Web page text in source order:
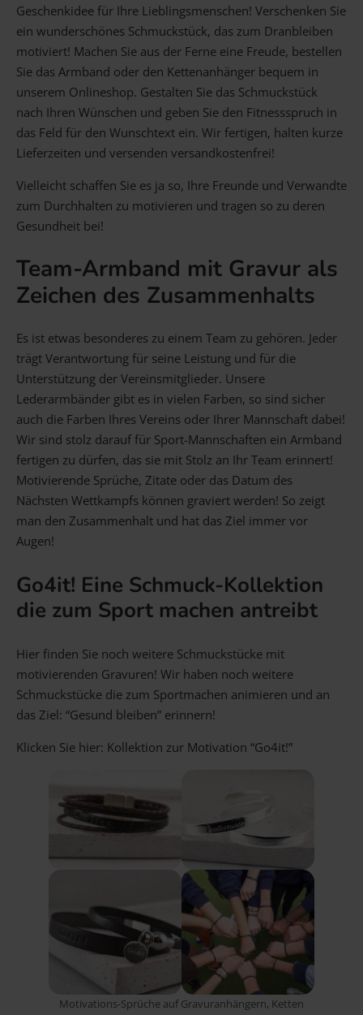
Geschenkidee für Ihre Lieblingsmenschen! Verschenken Sie
ein wunderschönes Schmuckstück, das zum Dranbleiben
motiviert! Machen Sie aus der Ferne eine Freude, bestellen
Sie das Armband oder den Kettenanhänger bequem in
unserem Onlineshop. Gestalten Sie das Schmuckstück
nach Ihren Wünschen und geben Sie den Fitnessspruch in
das Feld für den Wunschtext ein. Wir fertigen, halten kurze
Lieferzeiten und versenden versandkostenfrei!
Vielleicht schaffen Sie es ja so, Ihre Freunde und Verwandte
zum Durchhalten zu motivieren und tragen so zu deren
Gesundheit bei!
Team-Armband mit Gravur als
Zeichen des Zusammenhalts
Es ist etwas besonderes zu einem Team zu gehören. Jeder
trägt Verantwortung für seine Leistung und für die
Unterstützung der Vereinsmitglieder. Unsere
Lederarmbänder gibt es in vielen Farben, so sind sicher
auch die Farben Ihres Vereins oder Ihrer Mannschaft dabei!
Wir sind stolz darauf für Sport-Mannschaften ein Armband
fertigen zu dürfen, das sie mit Stolz an Ihr Team erinnert!
Motivierende Sprüche, Zitate oder das Datum des
Nächsten Wettkampfs können graviert werden! So zeigt
man den Zusammenhalt und hat das Ziel immer vor
Augen!
Go4it! Eine Schmuck-Kollektion
die zum Sport machen antreibt
Hier finden Sie noch weitere Schmuckstücke mit
motivierenden Gravuren! Wir haben noch weitere
Schmuckstücke die zum Sportmachen animieren und an
das Ziel: “Gesund bleiben” erinnern!
Klicken Sie hier: Kollektion zur Motivation “Go4it!”
Motivations-Sprüche auf Gravuranhängern, Ketten